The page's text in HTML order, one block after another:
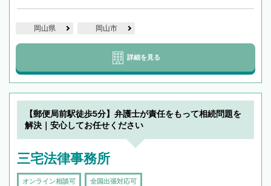
岡山県 岡山市
詳細を見る
【郵便局前駅徒歩5分】弁護士が責任をもって相続問題を
解決｜安心してお任せください
三宅法律事務所
オンライン相談可 全国出張対応可